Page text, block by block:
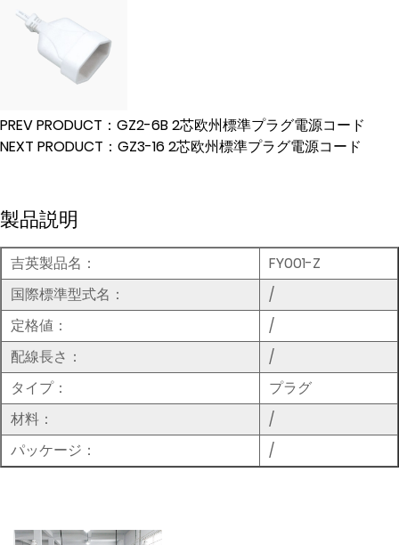
PREV PRODUCT：GZ2-6B 2芯欧州標準プラグ電源コード
NEXT PRODUCT：GZ3-16 2芯欧州標準プラグ電源コード
製品説明
吉英製品名：
FY001-Z
国際標準型式名：
/
定格値：
/
配線長さ：
/
タイプ：
プラグ
材料：
/
パッケージ：
/